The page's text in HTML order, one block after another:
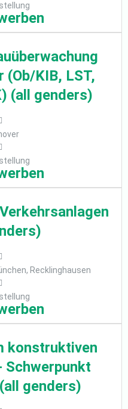
(Ob/KIB, LST,
(all genders)
Recklinghausen
konstruktiven
Schwerpunkt
genders)